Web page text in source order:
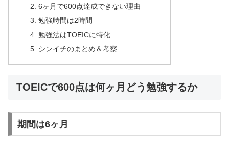
6ヶ月で600点達成できない理由
勉強時間は2時間
勉強法はTOEICに特化
シンイチのまとめ＆考察
TOEICで600点は何ヶ月どう勉強するか
期間は6ヶ月